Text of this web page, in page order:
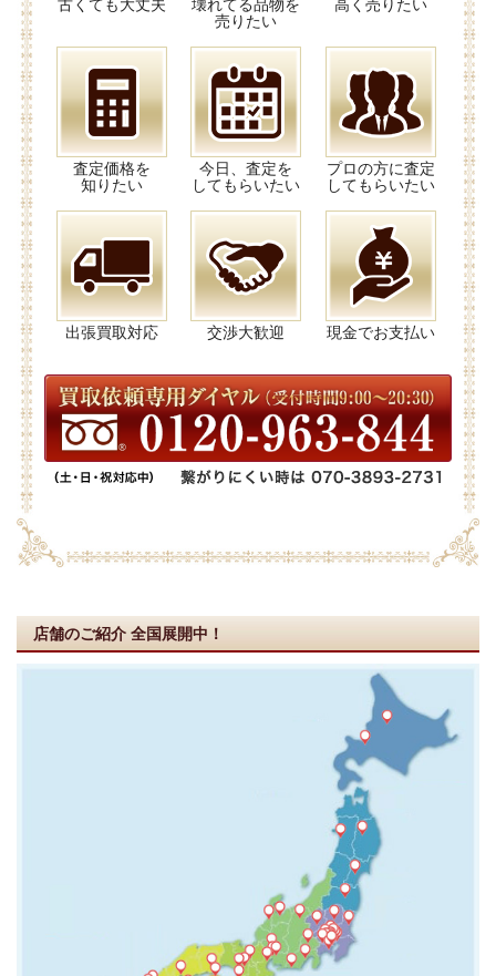
古くても大丈夫
壊れてる品物を
売りたい
高く売りたい
査定価格を
知りたい
今日、査定を
してもらいたい
プロの方に査定
してもらいたい
出張買取対応 交渉大歓迎 現金でお支払い
店舗のご紹介 全国展開中！